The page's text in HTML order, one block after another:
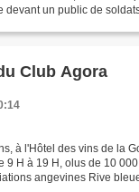
devant un public de
Club Agora
à l'Hôtel des vins de la
9 H à 19 H, olus de 10
angevines Rive